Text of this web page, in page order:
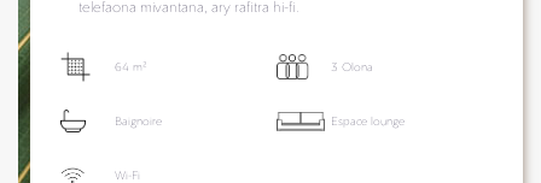
telefaona mivantana, ary rafitra hi-fi.
64 m² 3 Olona
Baignoire Espace lounge
Wi-Fi